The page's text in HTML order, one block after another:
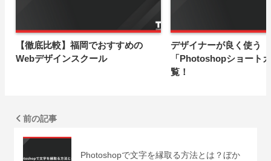
【徹底比較】福岡でおすすめの
Webデザインスクール
デザイナーが良く使う
「Photoshopショート
覧！
前の記事
Photoshopで文字を縁取る方法とは？ぼか